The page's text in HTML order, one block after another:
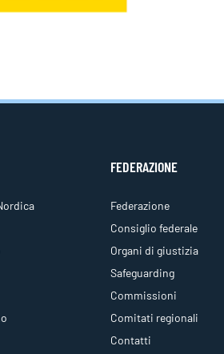
FEDERAZIONE
Federazione
Consiglio federale
Organi di giustizia
Safeguarding
Commissioni
Comitati regionali
Contatti